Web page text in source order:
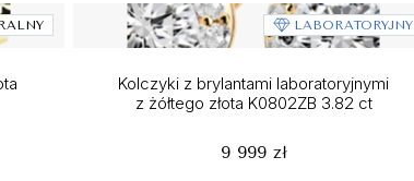
LABORATORYJNY
Kolczyki z brylantami laboratoryjnymi
z żółtego złota K0802ZB 3.82 ct
9 999 zł